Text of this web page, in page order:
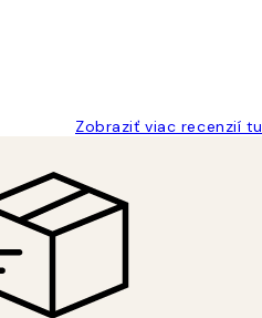
Zobraziť viac recenzií tu